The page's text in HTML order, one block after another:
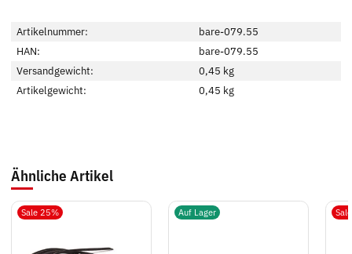
Artikelnummer:
bare-079.55
HAN:
bare-079.55
Versandgewicht:
0,45 kg
Artikelgewicht:
0,45 kg
Ähnliche Artikel
Sale 25% Auf Lager